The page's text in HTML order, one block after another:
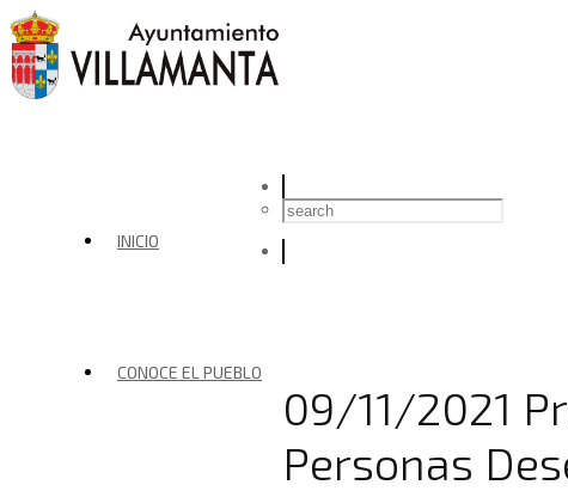
INICIO
CONOCE EL PUEBLO
09/11/2021
Personas